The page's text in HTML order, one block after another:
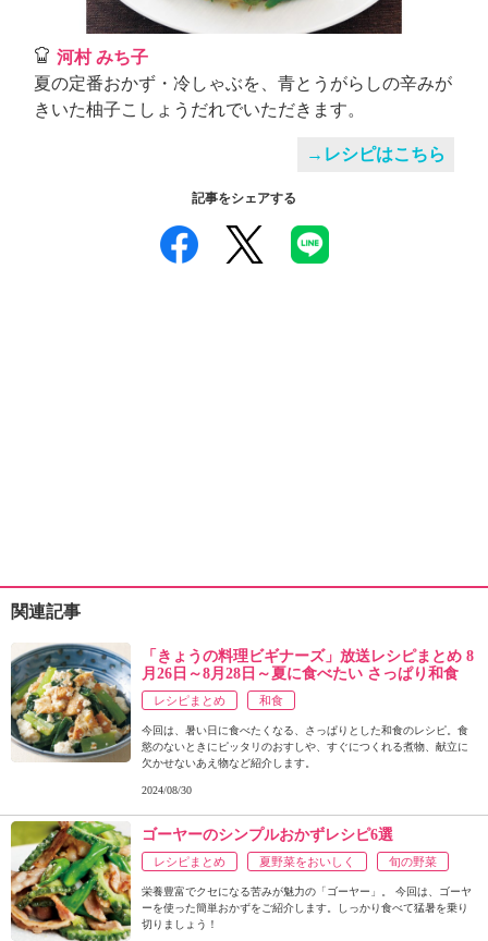
河村 みち子
夏の定番おかず・冷しゃぶを、青とうがらしの辛みが
きいた柚子こしょうだれでいただきます。
→レシピはこちら
記事をシェアする
関連記事
「きょうの料理ビギナーズ」放送レシピまとめ 8
月26日～8月28日～夏に食べたい さっぱり和食
レシピまとめ 和食
今回は、暑い日に食べたくなる、さっぱりとした和食のレシピ。食
慾のないときにピッタリのおすしや、すぐにつくれる煮物、献立に
欠かせないあえ物など紹介します。
2024/08/30
ゴーヤーのシンプルおかずレシピ6選
レシピまとめ 夏野菜をおいしく 旬の野菜
栄養豊富でクセになる苦みが魅力の「ゴーヤー」。 今回は、ゴーヤ
ーを使った簡単おかずをご紹介します。しっかり食べて猛暑を乗り
切りましょう！